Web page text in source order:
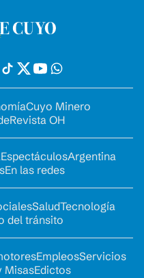
Cuyo Minero
Revista OH
EspectáculosArgentina
En las redes
SaludTecnología
del tránsito
EmpleosServicios
MisasEdictos